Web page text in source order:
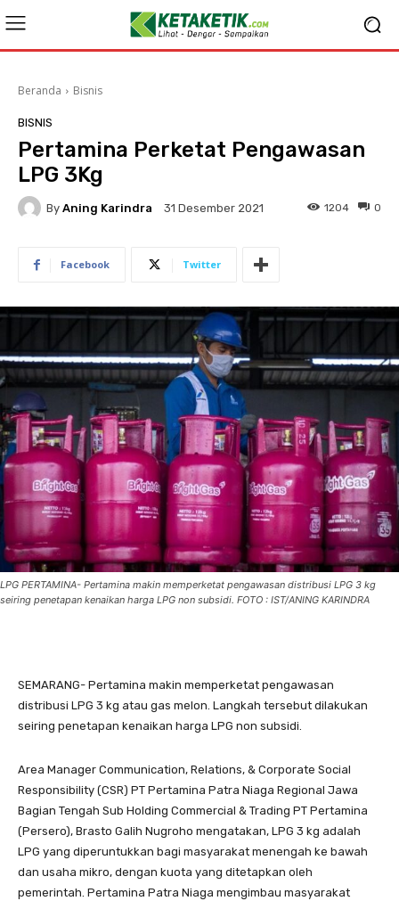
Beranda Bisnis
BISNIS
Pertamina Perketat Pengawasan
LPG 3Kg
By Aning Karindra 31 Desember 2021 0
1204
Facebook Twitter
LPG PERTAMINA- Pertamina makin memperketat pengawasan distribusi LPG 3 kg
seiring penetapan kenaikan harga LPG non subsidi. FOTO : IST/ANING KARINDRA
SEMARANG- Pertamina makin memperketat pengawasan
distribusi LPG 3 kg atau gas melon. Langkah tersebut dilakukan
seiring penetapan kenaikan harga LPG non subsidi.
Area Manager Communication, Relations, & Corporate Social
Responsibility (CSR) PT Pertamina Patra Niaga Regional Jawa
Bagian Tengah Sub Holding Commercial & Trading PT Pertamina
(Persero), Brasto Galih Nugroho mengatakan, LPG 3 kg adalah
LPG yang diperuntukkan bagi masyarakat menengah ke bawah
dan usaha mikro, dengan kuota yang ditetapkan oleh
pemerintah. Pertamina Patra Niaga mengimbau masyarakat